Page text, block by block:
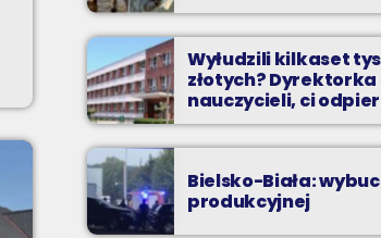
Wyłudzili kilkaset
złotych?
nauczycieli, ci
zarzuty
Bielsko-Biała:
produkcyjnej